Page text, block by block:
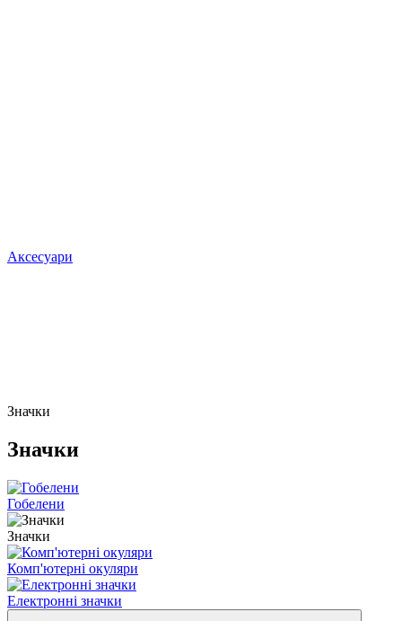
Аксесуари
Значки
Значки
Гобелени
Значки
Комп'ютерні окуляри
Електронні значки